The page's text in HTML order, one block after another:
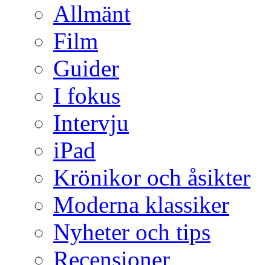
Allmänt
Film
Guider
I fokus
Intervju
iPad
Krönikor och åsikter
Moderna klassiker
Nyheter och tips
Recensioner